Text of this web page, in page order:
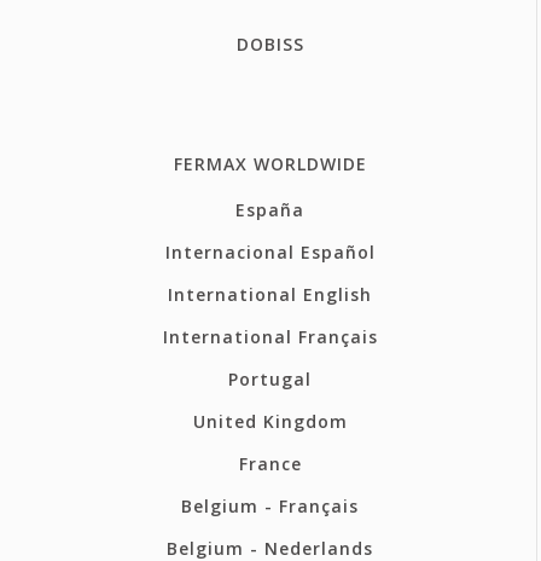
DOBISS
FERMAX WORLDWIDE
España
Internacional Español
International English
International Français
Portugal
United Kingdom
France
Belgium - Français
Belgium - Nederlands